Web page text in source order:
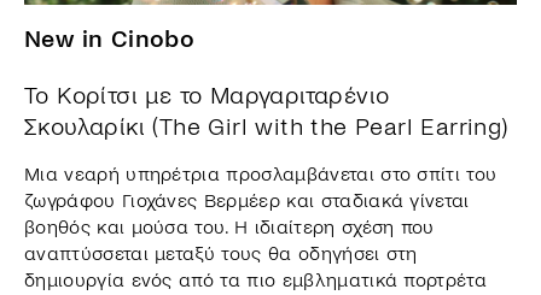
New in Cinobo
Το Κορίτσι με το Μαργαριταρένιο
Σκουλαρίκι (The Girl with the Pearl Earring)
Μια νεαρή υπηρέτρια προσλαμβάνεται στο σπίτι του
ζωγράφου Γιοχάνες Βερμέερ και σταδιακά γίνεται
βοηθός και μούσα του. Η ιδιαίτερη σχέση που
αναπτύσσεται μεταξύ τους θα οδηγήσει στη
δημιουργία ενός από τα πιο εμβληματικά πορτρέτα